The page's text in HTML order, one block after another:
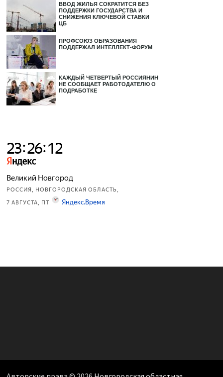
ВВОД ЖИЛЬЯ СОКРАТИТСЯ БЕЗ
ПОДДЕРЖКИ ГОСУДАРСТВА И
СНИЖЕНИЯ КЛЮЧЕВОЙ СТАВКИ
ЦБ
ПРОФСОЮЗ ОБРАЗОВАНИЯ
ПОДДЕРЖАЛ ИНТЕЛЛЕКТ-ФОРУМ
КАЖДЫЙ ЧЕТВЕРТЫЙ РОССИЯНИН
НЕ СООБЩАЕТ РАБОТОДАТЕЛЮ О
ПОДРАБОТКЕ